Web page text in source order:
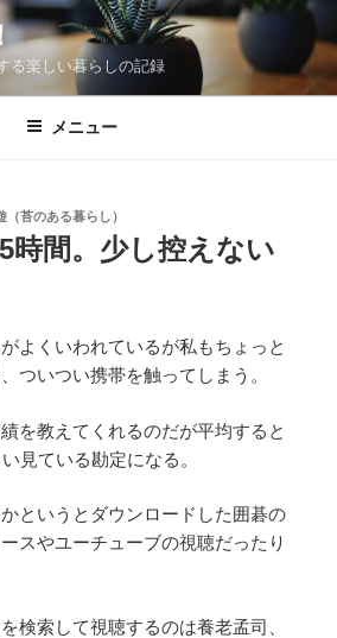
る楽しい暮らしの記録
メニュー
（苔のある暮らし）
時間。少し控えない
よくいわれているが私もちょっと
ついつい携帯を触ってしまう。
を教えてくれるのだが平均すると
見ている勘定になる。
というとダウンロードした囲碁の
スやユーチューブの視聴だったり
検索して視聴するのは養老孟司、